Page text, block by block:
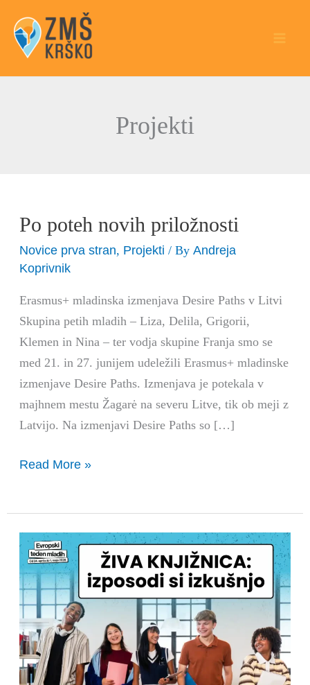
content
Projekti
Po poteh novih priložnosti
Novice prva stran, Projekti / ByAndreja
Koprivnik
Erasmus+ mladinska izmenjava Desire Paths v Litvi
Skupina petih mladih – Liza, Delila, Grigorii,
Klemen in Nina – ter vodja skupine Franja smo se
med 21. in 27. junijem udeležili Erasmus+ mladinske
izmenjave Desire Paths. Izmenjava je potekala v
majhnem mestu Žagarė na severu Litve, tik ob meji z
Latvijo. Na izmenjavi Desire Paths so […]
Po
poteh
novih
Read More »
Evropski
teden
mladih:
IZKUŠNJE,
KI
ŠIRIJO
OBZORJA